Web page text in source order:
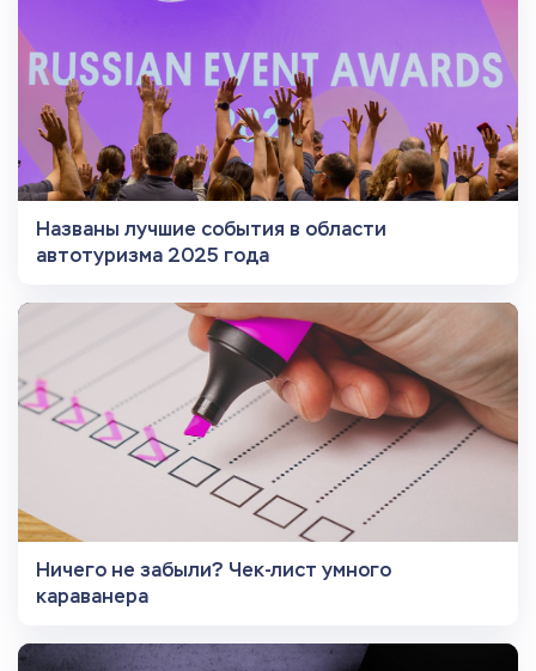
Названы лучшие события в области
автотуризма 2025 года
Ничего не забыли? Чек-лист умного
караванера